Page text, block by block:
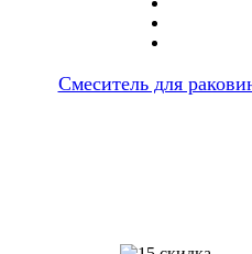
Cмеситель для